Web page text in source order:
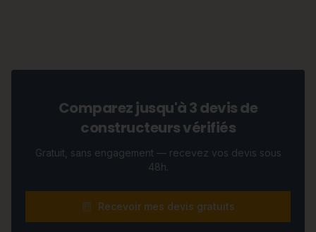
Comparez jusqu'à 3 devis de
constructeurs vérifiés
Gratuit, sans engagement — recevez vos devis sous
48h.
Recevoir mes devis gratuits